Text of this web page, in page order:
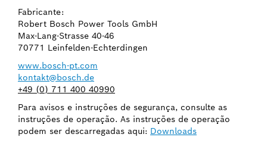
Fabricante:
Robert Bosch Power Tools GmbH
Max-Lang-Strasse 40-46
70771 Leinfelden-Echterdingen
www.bosch-pt.com
kontakt@bosch.de
+49 (0) 711 400 40990
Para avisos e instruções de segurança, consulte as
instruções de operação. As instruções de operação
podem ser descarregadas aqui: Downloads